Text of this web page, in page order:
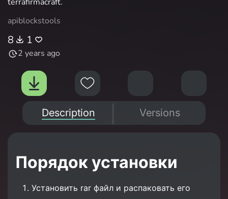
apiblockstools
8 1
2 years ago
Description Versions
Порядок установки
Установить rar файл и распаковать его